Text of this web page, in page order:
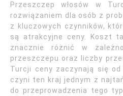
Przeszczep włosów w
rozwiązaniem dla osób z
z kluczowych czynników,
są atrakcyjne ceny. Koszt
znacznie różnić w
przeszczepu oraz liczby
Turcji ceny zaczynają się
czyni ten kraj jednym z
do przeprowadzenia tego